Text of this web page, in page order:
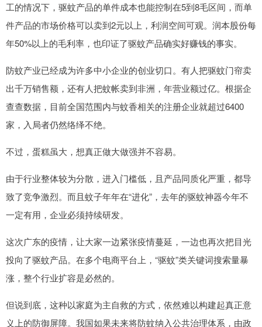
工的情况下，驱蚊产品的单件成本也能控制在5到8毛区间，而单
件产品的市场价格可以卖到2元以上，利润空间可观。润本股份每
年50%以上的毛利率，也印证了驱蚊产品确实好赚钱的事实。
防蚊产业已经成为许多中小企业的创业切口。有人把驱蚊门帘卖
出千万销售额，还有人把蚊帐卖到非洲，年营业额过亿。根据企
查查数据，目前全国范围内与蚊香相关的注册企业就超过6400
家，入局者仍然络绎不绝。
不过，蛋糕虽大，想真正做大做强并不容易。
由于行业整体较为分散，进入门槛低，且产品同质化严重，都导
致了竞争激烈。而且蚊子年年在“进化”，去年的驱蚊神器今年不
一定有用，企业必须持续研发。
这次广东的疫情，让大家一边紧张疫情蔓延，一边也再次把目光
投向了驱蚊产品。在多个电商平台上，“驱蚊”类关键词搜索量暴
涨，整个行业扩容是必然的。
但说到底，这种以家庭为主自救的方式，依然难以构建起真正意
义上的防御屏障。我国如果未来将防蚊纳入公共治理体系，由政